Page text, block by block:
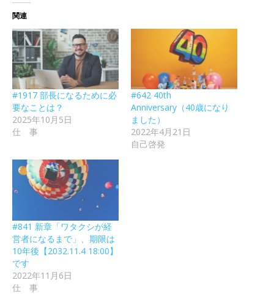
関連
#1917 部長になるために必
要なことは？
2025年10月5日
仕 事
#642 40th
Anniversary（40歳になり
ました）
2022年4月21日
自己啓発
#841 新章「ワタクシが経
営者になるまで」、期限は
10年後【2032.11.4 18:00】
です
2022年11月6日
仕 事